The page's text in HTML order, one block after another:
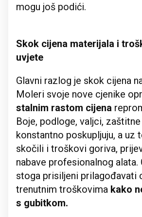
mogu još podići.
Skok cijena materijala i
uvjete
Glavni razlog je skok cijena
Moleri svoje nove cjenike
stalnim rastom cijena
Boje, podloge, valjci,
konstantno poskupljuju, a uz
skočili i troškovi goriva,
nabave profesionalnog alata.
stoga prisiljeni prilagođavati
trenutnim troškovima kako
s gubitkom.